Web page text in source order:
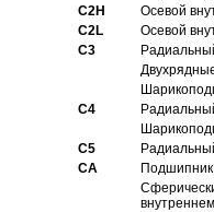
C2H
Осевой
C2L
Осевой
C3
C4
C5
CA
Подшипник